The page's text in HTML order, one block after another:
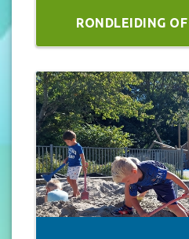
RONDLEIDING